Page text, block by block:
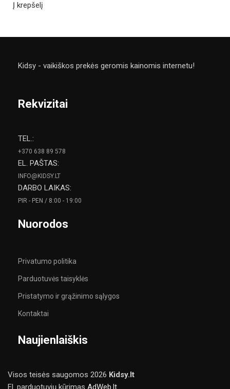
Į krepšelį
Kidsy - vaikiškos prekės geromis kainomis internetu!
Rekvizitai
TEL.:
+370 638 89 578
EL. PAŠTAS:
INFO@KIDSY.LT
DARBO LAIKAS:
PIR - PEN / 8:00 - 19:00
Nuorodos
Privatumo politika
Parduotuvės taisyklės
Pristatymo ir grąžinimo sąlygos
Kontaktai
Naujienlaiškis
Visos teisės saugomos 2026 Kidsy.lt
El. parduotuvių kūrimas AdWeb.lt